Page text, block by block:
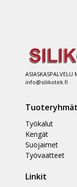
info@silikotek.fi
Tuoteryhmät
Työkalut
Kengät
Suojaimet
Työvaatteet
Linkit